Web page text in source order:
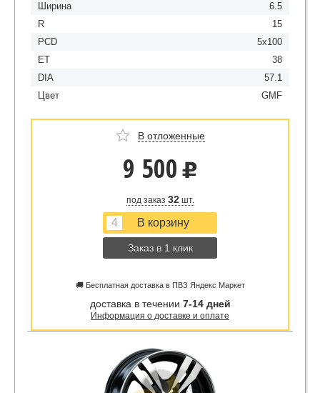
Ширина
6.5
R
15
PCD
5x100
ET
38
DIA
57.1
Цвет
GMF
В отложенные
9 500 u
под заказ 32шт.
Заказ в 1 клик
🚚 Бесплатная доставка в ПВЗ Яндекс Маркет
доставка в течении 7-14 дней
Информация о доставке и оплате